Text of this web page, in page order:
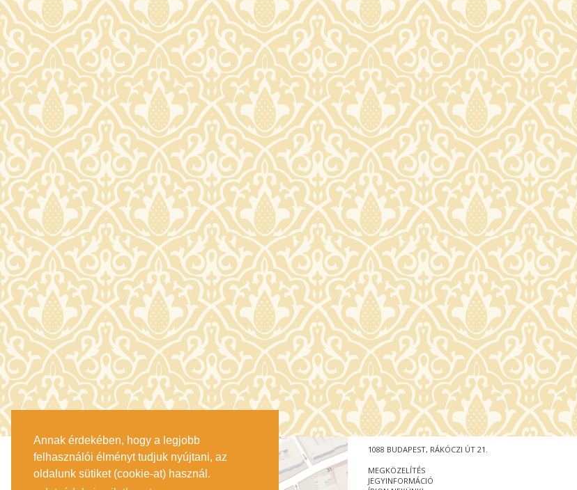
Annak érdekében, hogy a legjobb
felhasználói élményt tudjuk nyújtani, az
oldalunk sütiket (cookie-at) használ.
1088 BUDAPEST, RÁKÓCZI ÚT 21.
MEGKÖZELÍTÉS
JEGYINFORMÁCIÓ